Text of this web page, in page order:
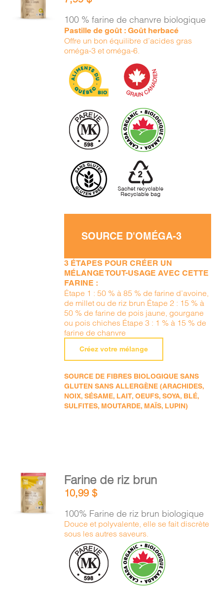
PANIER
/
100 % farine de chanvre biologique
Pastille de goût : Goût herbacé
Offre un bon équilibre d’acides gras
oméga-3 et oméga-6.
SOURCE D'OMÉGA-3
3 ÉTAPES POUR CRÉER UN
MÉLANGE TOUT-USAGE AVEC CETTE
FARINE :
Étape 1 : 50 % à 85 % de farine d’avoine,
de millet ou de riz brun Étape 2 : 15 % à
50 % de farine de pois jaune, gourgane
ou pois chiches Étape 3 : 1 % à 15 % de
farine de chanvre
Créez votre mélange
SOURCE DE FIBRES BIOLOGIQUE SANS
GLUTEN SANS ALLERGÈNE (ARACHIDES,
NOIX, SÉSAME, LAIT, OEUFS, SOYA, BLÉ,
SULFITES, MOUTARDE, MAÏS, LUPIN)
AJOUTER
AU
PANIER
/
Farine de riz brun
10,99$
100% Farine de riz brun biologique
Douce et polyvalente, elle se fait discrète
sous les autres saveurs.